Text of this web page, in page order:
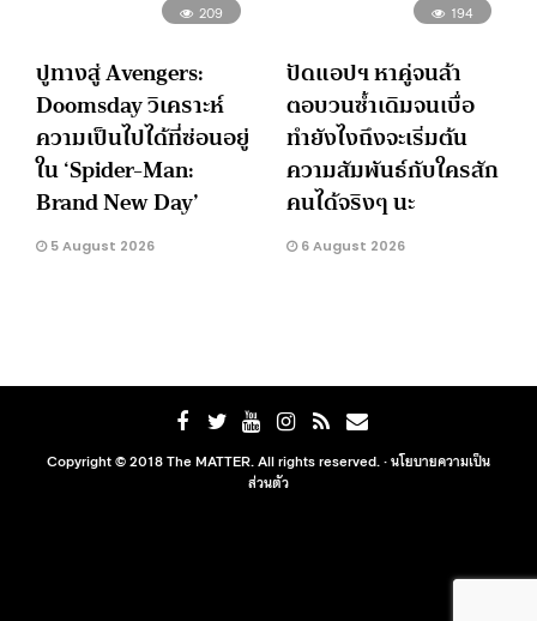
209
ปูทางสู่ Avengers:
Doomsday วิเคราะห์
ความเป็นไปได้ที่ซ่อนอยู่
ใน ‘Spider-Man:
Brand New Day’
5 August 2026
194
ปัดแอปฯ หาคู่จนล้า
ตอบวนซ้ำเดิมจนเบื่อ
ทำยังไงถึงจะเริ่มต้น
ความสัมพันธ์กับใครสัก
คนได้จริงๆ นะ
6 August 2026
Copyright © 2018 The MATTER. All rights reserved. ·นโยบายความเป็น
ส่วนตัว